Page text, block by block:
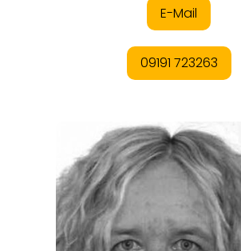
THEMEN
ANGEBOTE